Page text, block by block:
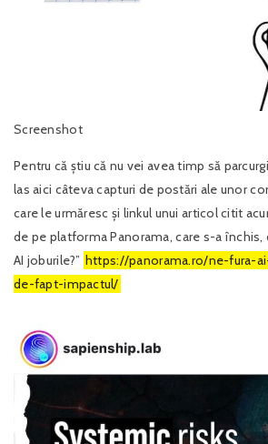
Screenshot
Pentru că știu că nu vei avea timp să
las aici câteva capturi de postări ale unor
care le urmăresc și linkul unui articol citit
de pe platforma Panorama, care s-a închis,
AI joburile?” https://panorama.ro/ne-fura-
de-fapt-impactul/